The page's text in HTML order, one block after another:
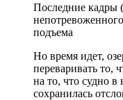
Последние кадры
подъема
Но время идет,
переваривать то,
на то, что судно в
сохранилась